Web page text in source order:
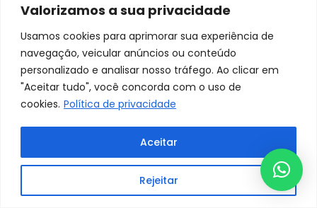
Valorizamos a sua privacidade
Usamos cookies para aprimorar sua experiência de
navegação, veicular anúncios ou conteúdo
personalizado e analisar nosso tráfego. Ao clicar em
"Aceitar tudo", você concorda com o uso de
cookies. Política de privacidade
Rejeitar
Aceitar
Fernanda Pissetti Majid
Fernando Yukio Machado Hayashi
Filipe Arthur Bianco
Flavia Caroline Gemmi
Flavia Vieira Meggetto
Flávio Bassoli
Glaucoma